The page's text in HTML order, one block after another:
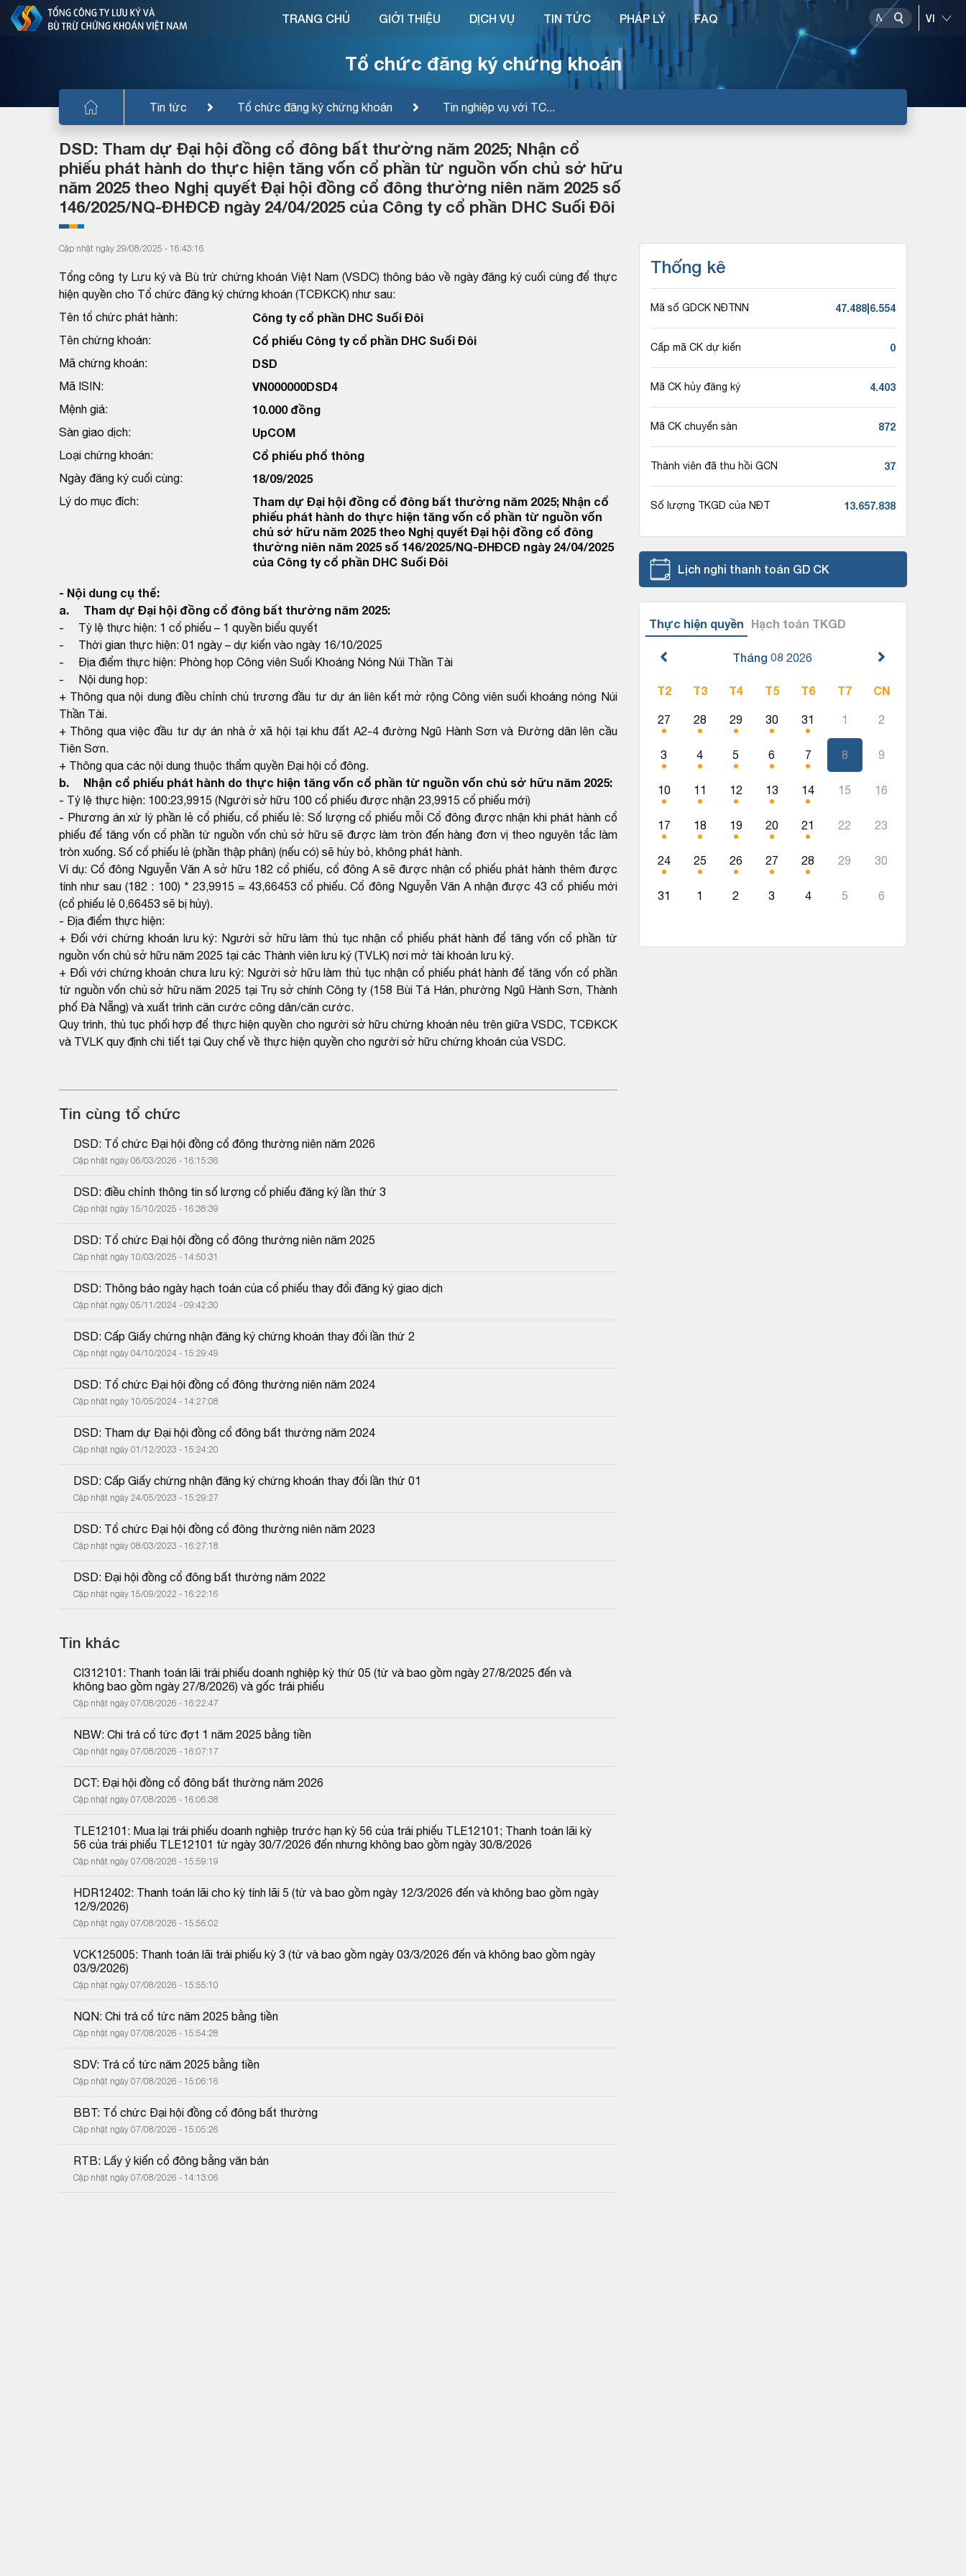
Tổ chức đăng ký chứng khoán
Tin tức Tổ chức đăng ký chứng khoán Tin nghiệp vụ với TC...
TRANG CHỦ GIỚI THIỆU DỊCH VỤ TIN TỨC PHÁP LÝ FAQ
DSD: Tham dự Đại hội đồng cổ đông bất thường năm 2025; Nhận cổ
phiếu phát hành do thực hiện tăng vốn cổ phần từ nguồn vốn chủ sở hữu
năm 2025 theo Nghị quyết Đại hội đồng cổ đông thường niên năm 2025 số
146/2025/NQ-ĐHĐCĐ ngày 24/04/2025 của Công ty cổ phần DHC Suối Đôi
Cập nhật ngày 29/08/2025 - 16:43:16
Tổng công ty Lưu ký và Bù trừ chứng khoán Việt Nam (VSDC) thông báo về ngày đăng ký cuối cùng để thực
hiện quyền cho Tổ chức đăng ký chứng khoán (TCĐKCK) như sau:
Tên tổ chức phát hành:
Công ty cổ phần DHC Suối Đôi
Tên chứng khoán: Cổ phiếu Công ty cổ phần DHC Suối Đôi
Mã chứng khoán: DSD
Mã ISIN: VN000000DSD4
Mệnh giá: 10.000 đồng
Sàn giao dịch: UpCOM
Loại chứng khoán: Cổ phiếu phổ thông
Ngày đăng ký cuối cùng: 18/09/2025
Lý do mục đích:
Tham dự Đại hội đồng cổ đông bất thường năm 2025; Nhận cổ
phiếu phát hành do thực hiện tăng vốn cổ phần từ nguồn vốn
chủ sở hữu năm 2025 theo Nghị quyết Đại hội đồng cổ đông
thường niên năm 2025 số 146/2025/NQ-ĐHĐCĐ ngày 24/04/2025
của Công ty cổ phần DHC Suối Đôi
- Nội dung cụ thể:
a. Tham dự Đại hội đồng cổ đông bất thường năm 2025:
- Tỷ lệ thực hiện: 1 cổ phiếu – 1 quyền biểu quyết
- Thời gian thực hiện: 01 ngày – dự kiến vào ngày 16/10/2025
- Địa điểm thực hiện: Phòng họp Công viên Suối Khoáng Nóng Núi Thần Tài
- Nội dung họp:
+ Thông qua nội dung điều chỉnh chủ trương đầu tư dự án liên kết mở rộng Công viên suối khoáng nóng Núi
Thần Tài.
+ Thông qua việc đầu tư dự án nhà ở xã hội tại khu đất A2-4 đường Ngũ Hành Sơn và Đường dân lên cầu
Tiên Sơn.
+ Thông qua các nội dung thuộc thẩm quyền Đại hội cổ đông.
b. Nhận cổ phiếu phát hành do thực hiện tăng vốn cổ phần từ nguồn vốn chủ sở hữu năm 2025:
- Tỷ lệ thực hiện: 100:23,9915 (Người sở hữu 100 cổ phiếu được nhận 23,9915 cổ phiếu mới)
- Phương án xử lý phần lẻ cổ phiếu, cổ phiếu lẻ: Số lượng cổ phiếu mỗi Cổ đông được nhận khi phát hành cổ
phiếu để tăng vốn cổ phần từ nguồn vốn chủ sở hữu sẽ được làm tròn đến hàng đơn vị theo nguyên tắc làm
tròn xuống. Số cổ phiếu lẻ (phần thập phân) (nếu có) sẽ hủy bỏ, không phát hành.
Ví dụ: Cổ đông Nguyễn Văn A sở hữu 182 cổ phiếu, cổ đông A sẽ được nhận cổ phiếu phát hành thêm được
tính như sau (182 : 100) * 23,9915 = 43,66453 cổ phiếu. Cổ đông Nguyễn Văn A nhận được 43 cổ phiếu mới
(cổ phiếu lẻ 0,66453 sẽ bị hủy).
- Địa điểm thực hiện:
+ Đối với chứng khoán lưu ký: Người sở hữu làm thủ tục nhận cổ phiếu phát hành để tăng vốn cổ phần từ
nguồn vốn chủ sở hữu năm 2025 tại các Thành viên lưu ký (TVLK) nơi mở tài khoản lưu ký.
+ Đối với chứng khoán chưa lưu ký: Người sở hữu làm thủ tục nhận cổ phiếu phát hành để tăng vốn cổ phần
từ nguồn vốn chủ sở hữu năm 2025 tại Trụ sở chính Công ty (158 Bùi Tá Hán, phường Ngũ Hành Sơn, Thành
phố Đà Nẵng) và xuất trình căn cước công dân/căn cước.
Quy trình, thủ tục phối hợp để thực hiện quyền cho người sở hữu chứng khoán nêu trên giữa VSDC, TCĐKCK
và TVLK quy định chi tiết tại Quy chế về thực hiện quyền cho người sở hữu chứng khoán của VSDC.
Tin cùng tổ chức
DSD: Tổ chức Đại hội đồng cổ đông thường niên năm 2026
Cập nhật ngày 06/03/2026 - 16:15:36
DSD: điều chỉnh thông tin số lượng cổ phiếu đăng ký lần thứ 3
Cập nhật ngày 15/10/2025 - 16:38:39
DSD: Tổ chức Đại hội đồng cổ đông thường niên năm 2025
Cập nhật ngày 10/03/2025 - 14:50:31
DSD: Thông báo ngày hạch toán của cổ phiếu thay đổi đăng ký giao dịch
Cập nhật ngày 05/11/2024 - 09:42:30
DSD: Cấp Giấy chứng nhận đăng ký chứng khoán thay đổi lần thứ 2
Cập nhật ngày 04/10/2024 - 15:29:49
DSD: Tổ chức Đại hội đồng cổ đông thường niên năm 2024
Cập nhật ngày 10/05/2024 - 14:27:08
DSD: Tham dự Đại hội đồng cổ đông bất thường năm 2024
Cập nhật ngày 01/12/2023 - 15:24:20
DSD: Cấp Giấy chứng nhận đăng ký chứng khoán thay đổi lần thứ 01
Cập nhật ngày 24/05/2023 - 15:29:27
DSD: Tổ chức Đại hội đồng cổ đông thường niên năm 2023
Cập nhật ngày 08/03/2023 - 16:27:18
DSD: Đại hội đồng cổ đông bất thường năm 2022
Cập nhật ngày 15/09/2022 - 16:22:16
Tin khác
CI312101: Thanh toán lãi trái phiếu doanh nghiệp kỳ thứ 05 (từ và bao gồm ngày 27/8/2025 đến và
không bao gồm ngày 27/8/2026) và gốc trái phiếu
Cập nhật ngày 07/08/2026 - 16:22:47
NBW: Chi trả cổ tức đợt 1 năm 2025 bằng tiền
Cập nhật ngày 07/08/2026 - 16:07:17
DCT: Đại hội đồng cổ đông bất thường năm 2026
Cập nhật ngày 07/08/2026 - 16:06:38
TLE12101: Mua lại trái phiếu doanh nghiệp trước hạn kỳ 56 của trái phiếu TLE12101; Thanh toán lãi kỳ
56 của trái phiếu TLE12101 từ ngày 30/7/2026 đến nhưng không bao gồm ngày 30/8/2026
Cập nhật ngày 07/08/2026 - 15:59:19
HDR12402: Thanh toán lãi cho kỳ tính lãi 5 (từ và bao gồm ngày 12/3/2026 đến và không bao gồm ngày
12/9/2026)
Cập nhật ngày 07/08/2026 - 15:56:02
VCK125005: Thanh toán lãi trái phiếu kỳ 3 (từ và bao gồm ngày 03/3/2026 đến và không bao gồm ngày
03/9/2026)
Cập nhật ngày 07/08/2026 - 15:55:10
NQN: Chi trả cổ tức năm 2025 bằng tiền
Cập nhật ngày 07/08/2026 - 15:54:28
SDV: Trả cổ tức năm 2025 bằng tiền
Cập nhật ngày 07/08/2026 - 15:06:16
BBT: Tổ chức Đại hội đồng cổ đông bất thường
Cập nhật ngày 07/08/2026 - 15:05:26
RTB: Lấy ý kiến cổ đông bằng văn bản
Cập nhật ngày 07/08/2026 - 14:13:06
Thống kê
Mã số GDCK NĐTNN 47.488|6.554
Cấp mã CK dự kiến 0
Mã CK hủy đăng ký 4.403
Mã CK chuyển sàn 872
Thành viên đã thu hồi GCN 37
Số lượng TKGD của NĐT 13.657.838
Lịch nghỉ thanh toán GD CK
Thực hiện quyền Hạch toán TKGD
Tháng 08 2026
T2 T3 T4 T5 T6 T7 CN
27 28 29 30 31 1 2
3 4 5 6 7 8 9
10 11 12 13 14 15 16
17 18 19 20 21 22 23
24 25 26 27 28 29 30
31 1 2 3 4 5 6